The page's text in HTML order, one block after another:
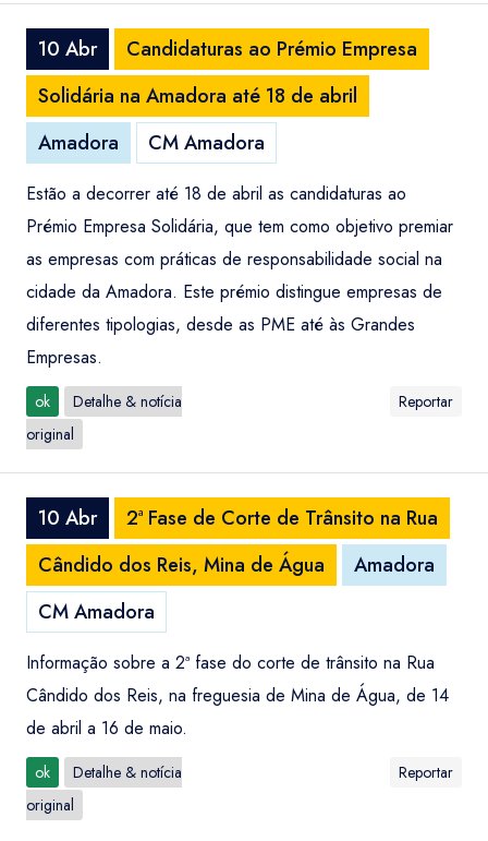
10 Abr
Candidaturas ao Prémio Empresa
Solidária na Amadora até 18 de abril
Amadora
CM Amadora
Estão a decorrer até 18 de abril as candidaturas ao
Prémio Empresa Solidária, que tem como objetivo premiar
as empresas com práticas de responsabilidade social na
cidade da Amadora. Este prémio distingue empresas de
diferentes tipologias, desde as PME até às Grandes
Empresas.
ok
Detalhe & notícia
original
Reportar
10 Abr
2ª Fase de Corte de Trânsito na Rua
Cândido dos Reis, Mina de Água
Amadora
CM Amadora
Informação sobre a 2ª fase do corte de trânsito na Rua
Cândido dos Reis, na freguesia de Mina de Água, de 14
de abril a 16 de maio.
ok
Detalhe & notícia
original
Reportar